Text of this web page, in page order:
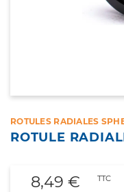
ROTULES RADIALES
ROTULE
8,49 € TTC